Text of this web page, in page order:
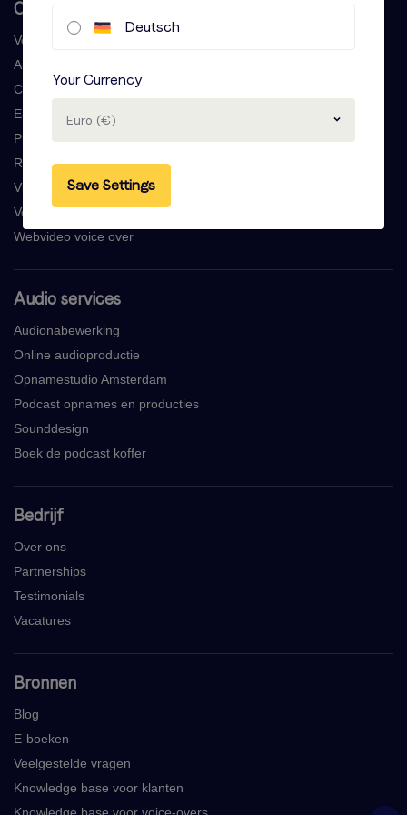
Onze voice-over services
Voice over generator
Audio book opnames
Commercial laten maken
E-learning voice overs
Professionele voicemail opnames
Radiocommercial laten maken
Vind een stem artiest
Voice over vertalingen
Webvideo voice over
Audio services
Audionabewerking
Online audioproductie
Opnamestudio Amsterdam
Podcast opnames en producties
Sounddesign
Boek de podcast koffer
Bedrijf
Over ons
Partnerships
Testimonials
Vacatures
Bronnen
Blog
E-boeken
Veelgestelde vragen
Knowledge base voor klanten
Deutsch
Your Currency
Euro (€)
Save Settings